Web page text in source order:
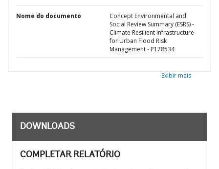
Nome do documento
Concept Environmental and
Social Review Summary (ESRS) -
Climate Resilient Infrastructure
for Urban Flood Risk
Management - P178534
Exibir mais
DOWNLOADS
COMPLETAR RELATÓRIO